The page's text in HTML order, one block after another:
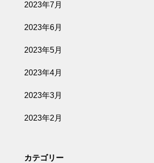
2023年7月
2023年6月
2023年5月
2023年4月
2023年3月
2023年2月
カテゴリー